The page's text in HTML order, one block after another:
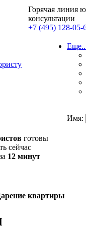
Горячая линия
консультации
+7 (495) 128-05-
готовы
сейчас
12 минут
Имя:
квартиры